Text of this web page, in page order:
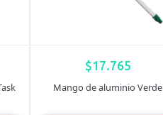
$17.765
Mango de aluminio Verde